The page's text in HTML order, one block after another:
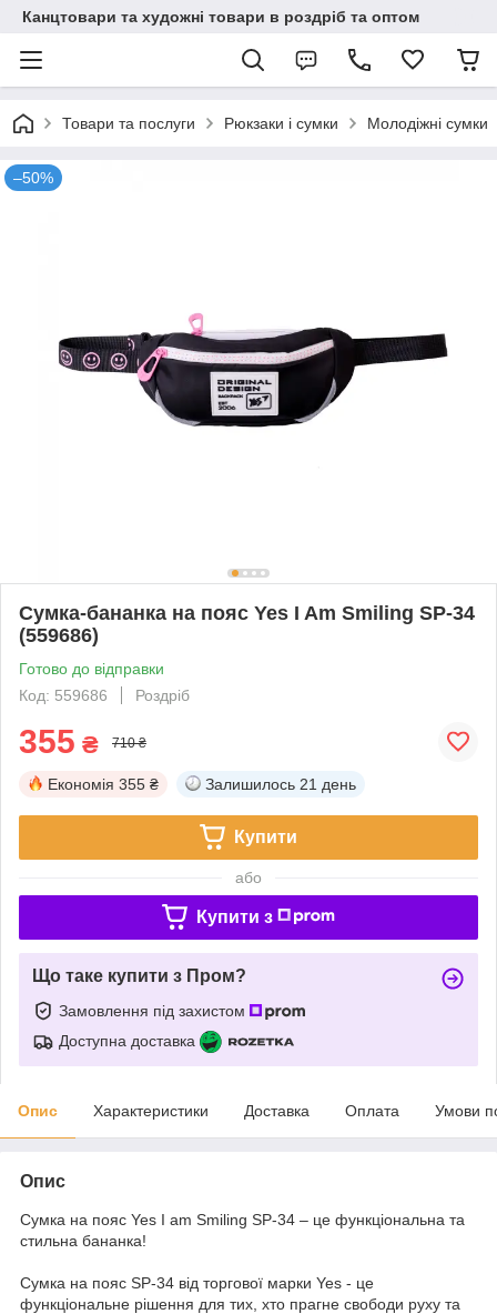
Канцтовари та художні товари в роздріб та оптом
Товари та послуги Рюкзаки і сумки Молодіжні сумки
–50%
Сумка-бананка на пояс Yes I Am Smiling SP-34
(559686)
Готово до відправки
Код: 559686
Роздріб
355 ₴ 710 ₴
Економія 355 ₴ Залишилось 21 день
Купити
або
Купити з
Що таке купити з Пром?
Замовлення під захистом
Доступна доставка
Опис Характеристики Доставка Оплата Умови
Опис
Сумка на пояс Yes I am Smiling SP-34 – це функціональна та
стильна бананка!
Сумка на пояс SP-34 від торгової марки Yes - це
функціональне рішення для тих, хто прагне свободи руху та